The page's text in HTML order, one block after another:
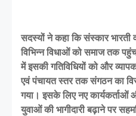
सदस्यों ने कहा कि संस्कार भारती
विभिन्न विधाओं को समाज तक
में इसकी गतिविधियों को और
एवं पंचायत स्तर तक संगठन का
गया। इसके लिए नए
युवाओं की भागीदारी बढ़ाने पर